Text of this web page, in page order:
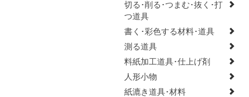
切る･削る･つまむ･抜く･打
つ道具
書く･彩色する材料･道具
測る道具
料紙加工道具･仕上げ剤
人形小物
紙漉き道具･材料